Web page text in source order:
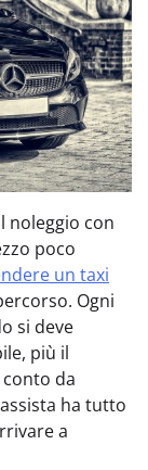
noleggio con
poco
un taxi
Ogni
si deve
più il
da
ha tutto
a